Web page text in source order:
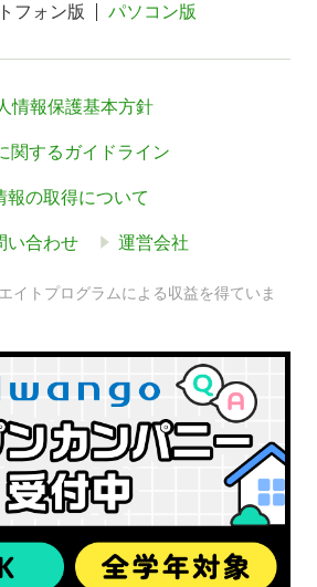
フォン版 パソコン版
情報保護基本方針
関するガイドライン
報の取得について
い合わせ 運営会社
イトプログラムによる収益を得ていま